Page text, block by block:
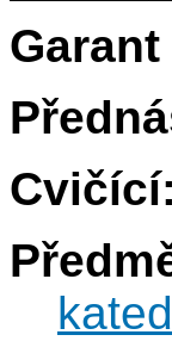
Cvičící: